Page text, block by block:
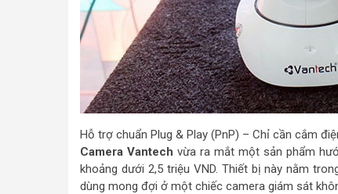
Hỗ trợ chuẩn Plug & Play (PnP) – Chỉ cần cắm
Camera Vantech vừa ra mắt một sản phẩm
khoảng dưới 2,5 triệu VND. Thiết bị này nằm
dùng mong đợi ở một chiếc camera giám sát